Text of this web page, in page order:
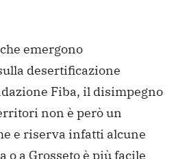
emergono
desertificazione
Fiba, il disimpegno
non è però un
e riserva infatti alcune
o a Grosseto è più facile